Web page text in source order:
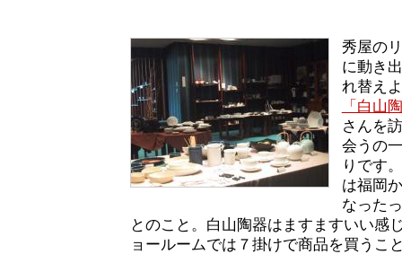
秀屋の
に動き
れ替え
「白山
さんを
会うの
りです
は福岡
なった
とのこと。白山陶器はますますいい感
ョールームでは７掛けで商品を買うこ